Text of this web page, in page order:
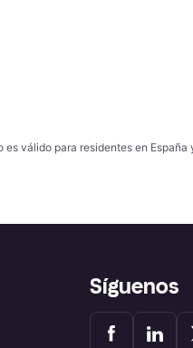
válido para residentes en España
Síguenos